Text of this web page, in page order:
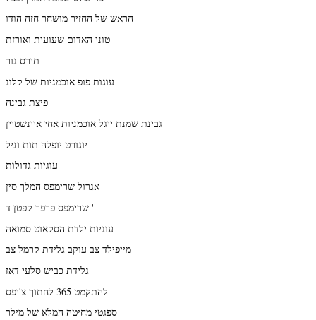
הראש של החזיר מושחר חזה הודו
טוני האדום שעועית ואורזת
תירס גור
עוגות פופ אוכמניות של קלוג
פיצת גבינה
גבינת שמנת ייגל אוכמניות אחי איינשטיין
יוגורט יופלה תות וניל
עוגיות גדולות
אגרול שרימפס המלך סין
שרימפס פרפר קפטן ד '
עוגיות ילדת הסקאוט סמואה
מייפילד צב עוקב גלידת קרמל צב
גלידת כביש סלעי דאז
להתקמט 365 לחתוך צ'יפס
ספגטי מחיטה המלא של מילר